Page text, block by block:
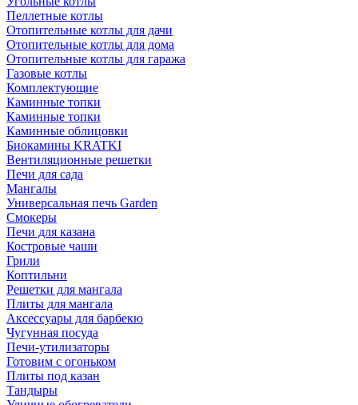
Пеллетные котлы
Отопительные котлы для дачи
Отопительные котлы для дома
Отопительные котлы для гаража
Газовые котлы
Комплектующие
Каминные топки
Каминные топки
Каминные облицовки
Биокамины KRATKI
Вентиляционные решетки
Печи для сада
Мангалы
Универсальная печь Garden
Смокеры
Печи для казана
Костровые чаши
Грили
Коптильни
Решетки для мангала
Плиты для мангала
Аксессуары для барбекю
Чугунная посуда
Печи-утилизаторы
Готовим с огоньком
Плиты под казан
Тандыры